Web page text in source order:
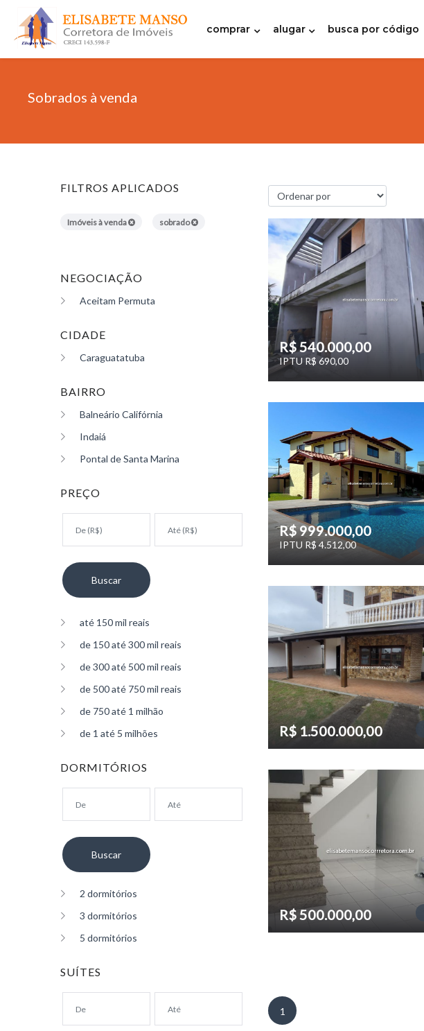
comprar alugar busca por código
Sobrados à venda
FILTROS APLICADOS
Imóveis à venda sobrado
NEGOCIAÇÃO
Aceitam Permuta
CIDADE
Caraguatatuba
BAIRRO
Balneário Califórnia
Indaiá
Pontal de Santa Marina
PREÇO
até 150 mil reais
de 150 até 300 mil reais
de 300 até 500 mil reais
de 500 até 750 mil reais
de 750 até 1 milhão
de 1 até 5 milhões
DORMITÓRIOS
2 dormitórios
3 dormitórios
5 dormitórios
SUÍTES
R$ 540.000,00
IPTU R$ 690,00
R$ 999.000,00
IPTU R$ 4.512,00
R$ 1.500.000,00
R$ 500.000,00
1